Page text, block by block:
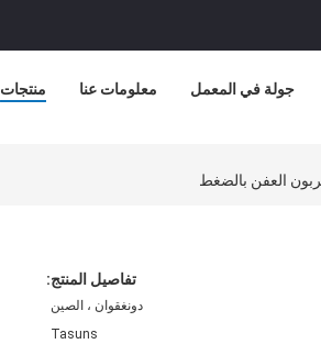
منتجات معلومات عنا جولة في المعمل
تفاصيل المنتج:
دونغقوان ، الصين
Tasuns